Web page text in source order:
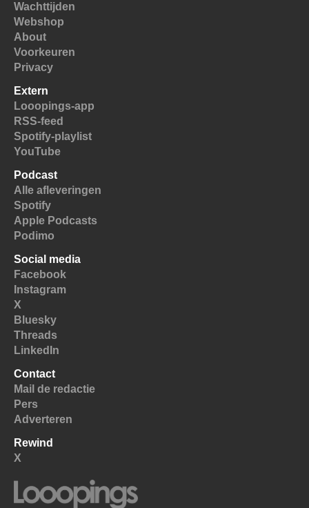
Wachttijden
Webshop
About
Voorkeuren
Privacy
Extern
Looopings-app
RSS-feed
Spotify-playlist
YouTube
Podcast
Alle afleveringen
Spotify
Apple Podcasts
Podimo
Social media
Facebook
Instagram
X
Bluesky
Threads
LinkedIn
Contact
Mail de redactie
Pers
Adverteren
Rewind
X